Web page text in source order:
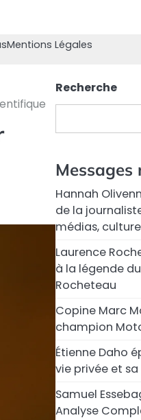
Mentions Légales
Recherche
Messages
Hannah
de la
médias,
Laurence
à la légende
Rocheteau
Copine Marc
champion
Étienne Daho
vie privée et
Samuel
Analyse